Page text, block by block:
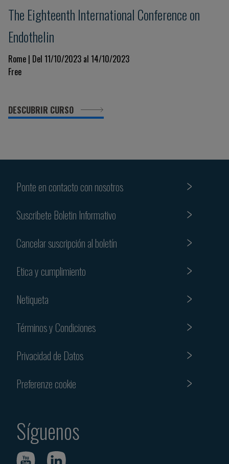
The Eighteenth International Conference on
Endothelin
Rome | Del 11/10/2023 al 14/10/2023
Free
DESCUBRIR CURSO
Ponte en contacto con nosotros
Suscribete Boletin Informativo
Cancelar suscripción al boletín
Etica y cumplimiento
Netiqueta
Términos y Condiciones
Privacidad de Datos
Preferenze cookie
Síguenos